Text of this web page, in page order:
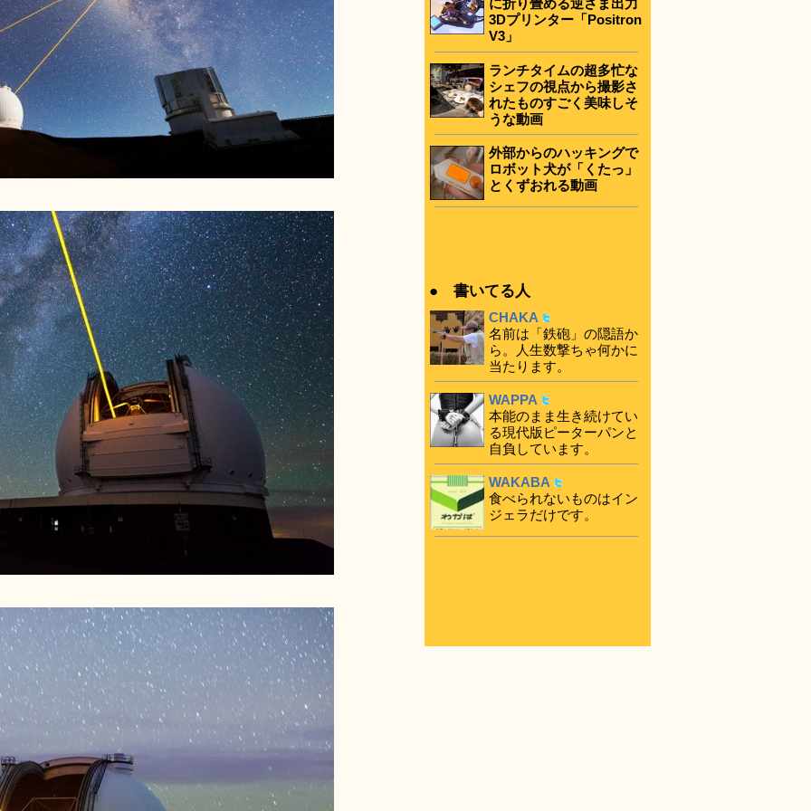
に折り畳める逆さま出力
3Dプリンター「Positron
V3」
ランチタイムの超多忙な
シェフの視点から撮影さ
れたものすごく美味しそ
うな動画
外部からのハッキングで
ロボット犬が「くたっ」
とくずおれる動画
● 書いてる人
CHAKA
名前は「鉄砲」の隠語か
ら。人生数撃ちゃ何かに
当たります。
WAPPA
本能のまま生き続けてい
る現代版ピーターパンと
自負しています。
WAKABA
食べられないものはイン
ジェラだけです。